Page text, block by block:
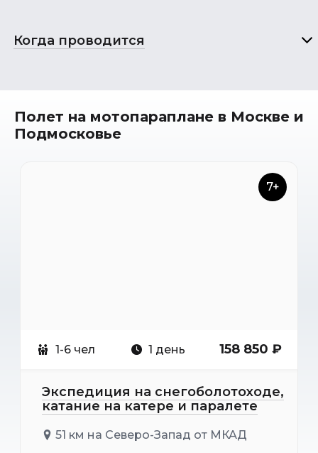
Когда проводится
Полет на мотопараплане в Москве и
Подмосковье
7+
1-6 чел 1 день 158 850 ₽
Экспедиция на снегоболотоходе,
катание на катере и паралете
51 км на Северо-Запад от МКАД